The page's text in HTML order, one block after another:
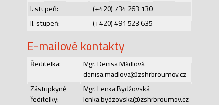
I. stupeň:
(+420) 734 263 130
II. stupeň:
(+420) 491 523 635
E-mailové kontakty
Ředitelka:
Mgr. Denisa Mádlová
denisa.madlova@zshrbroumov.cz
Zástupkyně
ředitelky:
Mgr. Lenka Bydžovská
lenka.bydzovska@zshrbroumov.cz